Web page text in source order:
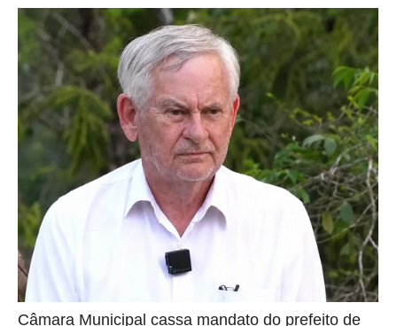
Câmara Municipal cassa mandato do prefeito de